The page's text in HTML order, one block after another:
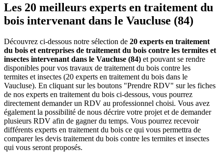
Les 20 meilleurs experts en traitement du
bois intervenant dans le Vaucluse (84)
Découvrez ci-dessous notre sélection de 20 experts en traitement
du bois et entreprises de traitement du bois contre les termites et
insectes intervenant dans le Vaucluse (84) et pouvant se rendre
disponibles pour vos travaux de traitement du bois contre les
termites et insectes (20 experts en traitement du bois dans le
Vaucluse). En cliquant sur les boutons "Prendre RDV" sur les fiches
de nos experts en traitement du bois ci-dessous, vous pourrez
directement demander un RDV au professionnel choisi. Vous avez
également la possibilité de nous décrire votre projet et de demander
plusieurs RDV afin de gagner du temps. Vous pourrez recevoir
différents experts en traitement du bois ce qui vous permettra de
comparer les devis traitement du bois contre les termites et insectes
qui vous seront proposés.